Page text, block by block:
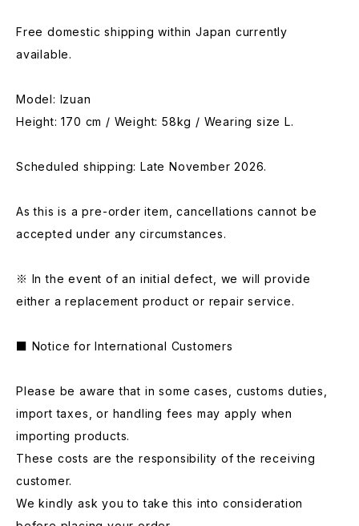
Free domestic shipping within Japan currently
available.
Model: Izuan
Height: 170 cm / Weight: 58kg / Wearing size L.
Scheduled shipping: Late November 2026.
As this is a pre-order item, cancellations cannot be
accepted under any circumstances.
※ In the event of an initial defect, we will provide
either a replacement product or repair service.
■ Notice for International Customers
Please be aware that in some cases, customs duties,
import taxes, or handling fees may apply when
importing products.
These costs are the responsibility of the receiving
customer.
We kindly ask you to take this into consideration